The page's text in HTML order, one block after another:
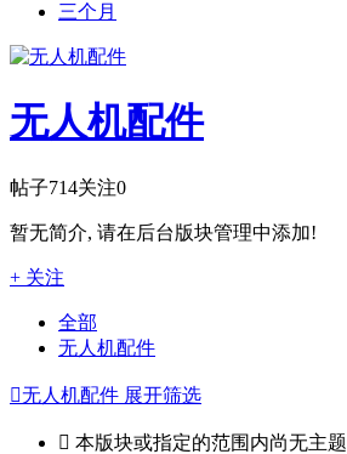
三个月
无人机配件
帖子714关注0
暂无简介, 请在后台版块管理中添加!
+ 关注
全部
无人机配件
无人机配件 展开筛选
 本版块或指定的范围内尚无主题